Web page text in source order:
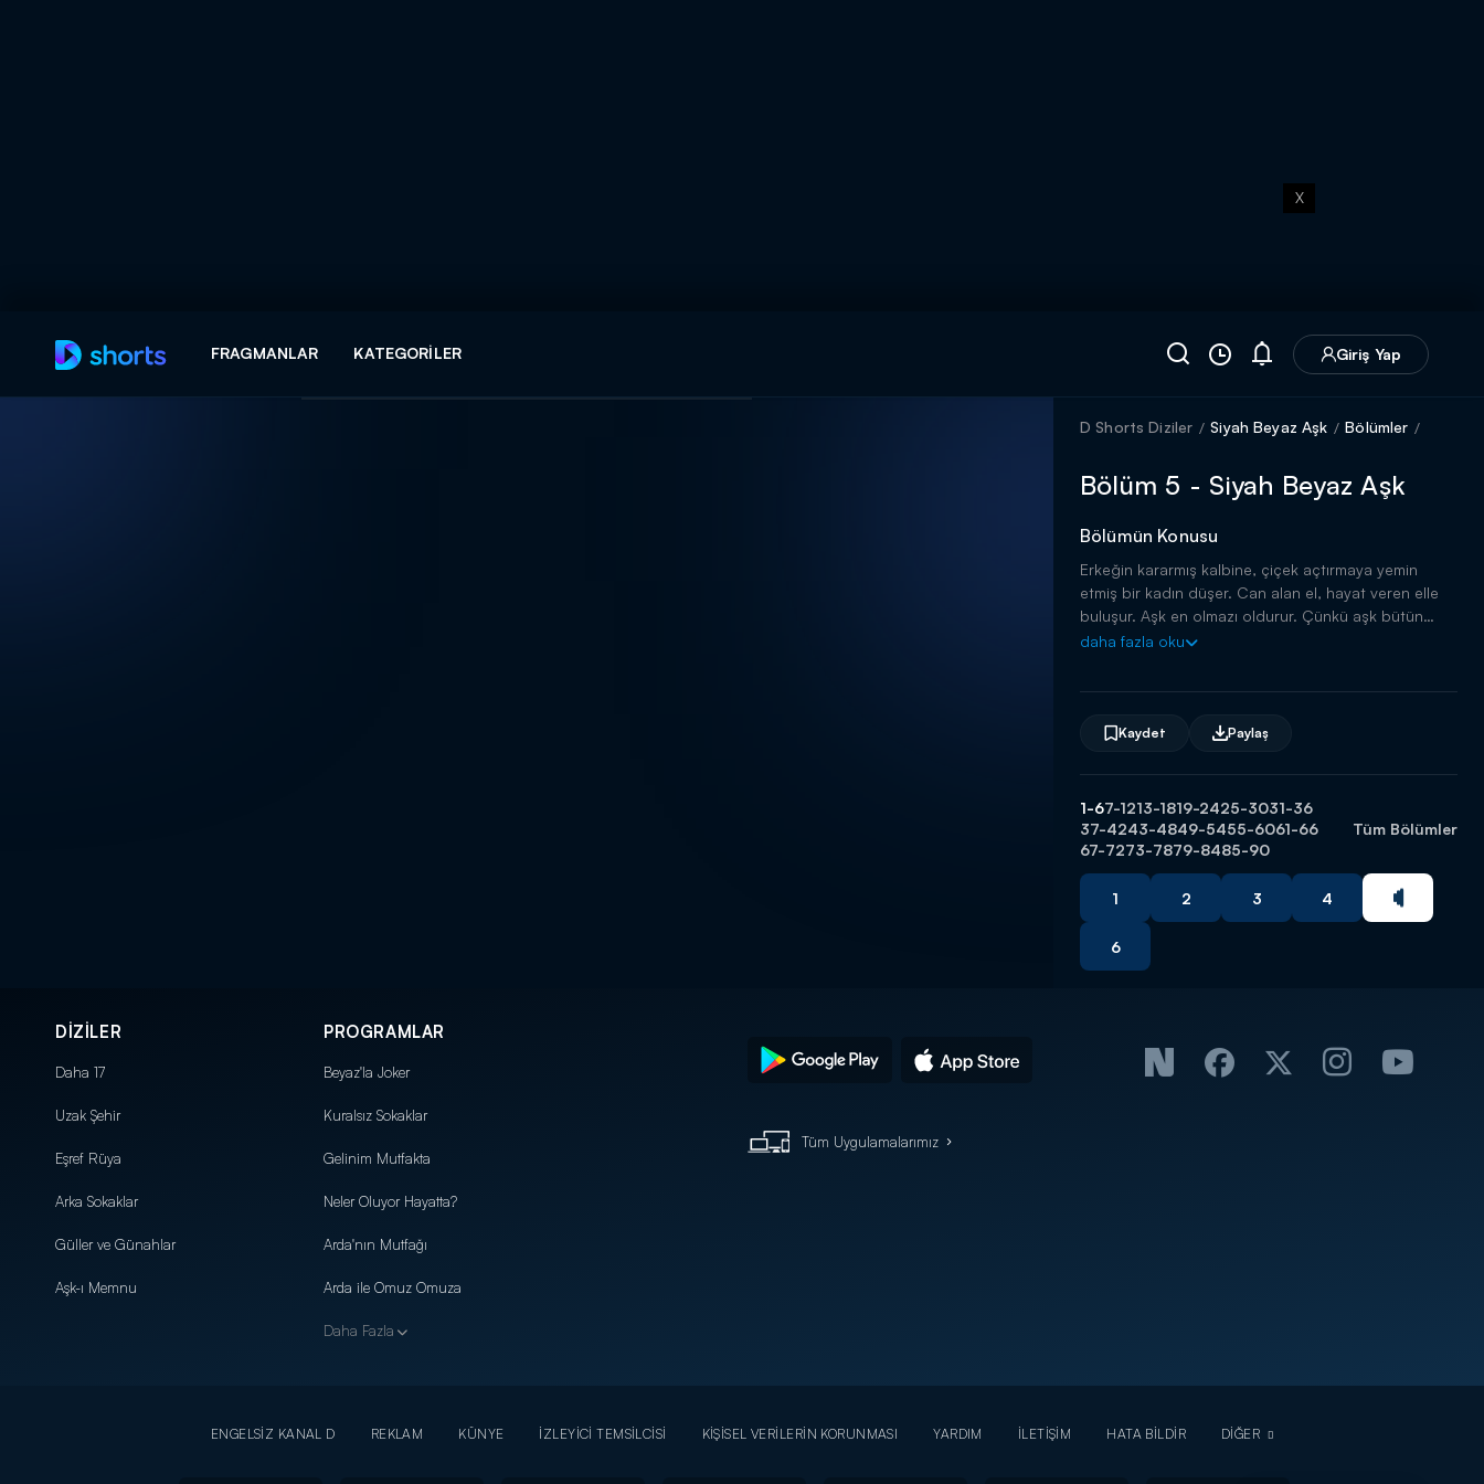
X
FRAGMANLAR KATEGORILER Giriş Yap
D Shorts Diziler Siyah Beyaz Aşk Bölümler
Bölüm 5 - Siyah Beyaz Aşk
Bölümün Konusu
Erkeğin kararmış kalbine, çiçek açtırmaya yemin
etmiş bir kadın düşer. Can alan el, hayat veren elle
buluşur. Aşk en olmazı oldurur. Çünkü aşk bütün
kötülükleri temize çeker, değiştirir, iyileştirir!
daha fazla oku
Kaydet Paylaş
1-67-1213-1819-2425-3031-36
37-4243-4849-5455-6061-66
67-7273-7879-8485-90
Tüm Bölümler
1 2 3 4
6
DİZİLER
Daha 17
Uzak Şehir
Eşref Rüya
Arka Sokaklar
Güller ve Günahlar
Aşk-ı Memnu
PROGRAMLAR
Beyaz'la Joker
Kuralsız Sokaklar
Gelinim Mutfakta
Neler Oluyor Hayatta?
Arda'nın Mutfağı
Arda ile Omuz Omuza
Daha Fazla
Tüm Uygulamalarımız
ENGELSİZ KANAL D REKLAM KÜNYE İZLEYİCİ TEMSİLCİSİ KİŞİSEL VERİLERİN KORUNMASI YARDIM İLETİŞİM HATA BİLDİR DİĞER